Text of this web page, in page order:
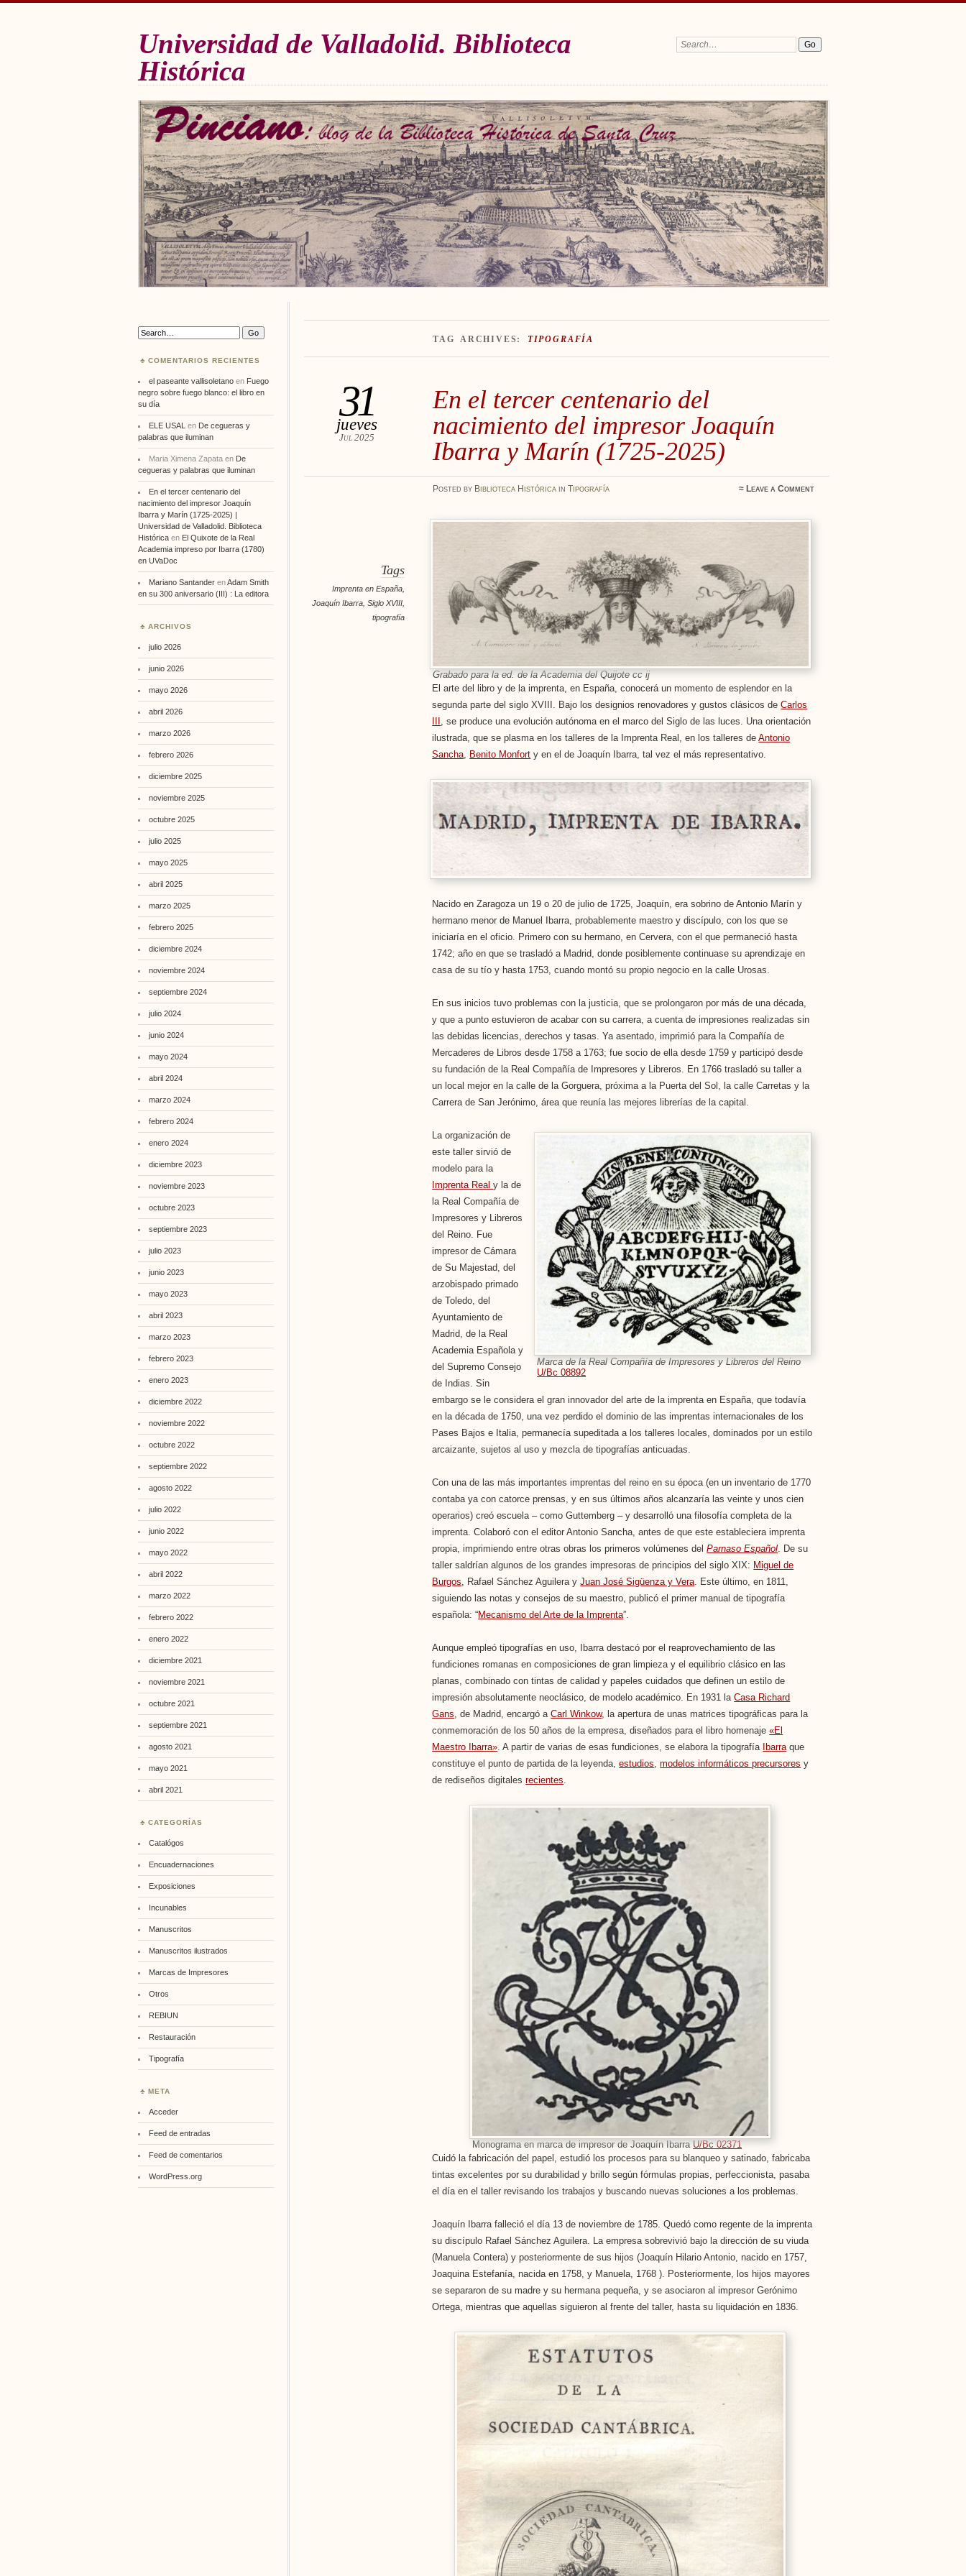
Universidad de Valladolid. Biblioteca
Histórica
Search:
TAG ARCHIVES: TIPOGRAFÍA
En el tercer centenario del
nacimiento del impresor Joaquín
Ibarra y Marín (1725-2025)
31
jueves
Jul 2025
Posted by Biblioteca Históricain Tipografía ≈ Leave a Comment
Tags
Imprenta en España
Joaquín Ibarra ,Siglo XVIII
tipografía
Grabado para la ed. de la Academia del Quijote cc ij
El arte del libro y de la imprenta, en España, conocerá un momento de esplendor en la
segunda parte del siglo XVIII. Bajo los designios renovadores y gustos clásicos deCarlos
, se produce una evolución autónoma en el marco del Siglo de las luces. Una orientación
ilustrada, que se plasma en los talleres de la Imprenta Real, en los talleres deAntonio
Sancha, Benito Monfort y en el de Joaquín Ibarra, tal vez el más representativo.
Nacido en Zaragoza un 19 o 20 de julio de 1725, Joaquín, era sobrino de Antonio Marín y
hermano menor de Manuel Ibarra, probablemente maestro y discípulo, con los que se
iniciaría en el oficio. Primero con su hermano, en Cervera, con el que permaneció hasta
1742; año en que se trasladó a Madrid, donde posiblemente continuase su aprendizaje en
casa de su tío y hasta 1753, cuando montó su propio negocio en la calle Urosas.
En sus inicios tuvo problemas con la justicia, que se prolongaron por más de una década,
y que a punto estuvieron de acabar con su carrera, a cuenta de impresiones realizadas sin
las debidas licencias, derechos y tasas. Ya asentado, imprimió para la Compañía de
Mercaderes de Libros desde 1758 a 1763; fue socio de ella desde 1759 y participó desde
su fundación de la Real Compañía de Impresores y Libreros. En 1766 trasladó su taller a
un local mejor en la calle de la Gorguera, próxima a la Puerta del Sol, la calle Carretas y la
Carrera de San Jerónimo, área que reunía las mejores librerías de la capital.
Marca de la Real Compañía de Impresores y Libreros del Reino
U/Bc 08892
La organización de
este taller sirvió de
modelo para la
Imprenta Realy la de
la Real Compañía de
Impresores y Libreros
del Reino. Fue
impresor de Cámara
de Su Majestad, del
arzobispado primado
de Toledo, del
Ayuntamiento de
Madrid, de la Real
Academia Española y
del Supremo Consejo
de Indias. Sin
embargo se le considera el gran innovador del arte de la imprenta en España, que todavía
en la década de 1750, una vez perdido el dominio de las imprentas internacionales de los
Pases Bajos e Italia, permanecía supeditada a los talleres locales, dominados por un estilo
arcaizante, sujetos al uso y mezcla de tipografías anticuadas.
Con una de las más importantes imprentas del reino en su época (en un inventario de 1770
contaba ya con catorce prensas, y en sus últimos años alcanzaría las veinte y unos cien
operarios) creó escuela – como Guttemberg – y desarrolló una filosofía completa de la
imprenta. Colaboró con el editor Antonio Sancha, antes de que este estableciera imprenta
propia, imprimiendo entre otras obras los primeros volúmenes delParnaso Español. De su
taller saldrían algunos de los grandes impresoras de principios del siglo XIX: Miguel de
Burgos, Rafael Sánchez Aguilera yJuan José Sigüenza y Vera. Este último, en 1811,
siguiendo las notas y consejos de su maestro, publicó el primer manual de tipografía
española: “Mecanismo del Arte de la Imprenta”.
Aunque empleó tipografías en uso, Ibarra destacó por el reaprovechamiento de las
fundiciones romanas en composiciones de gran limpieza y el equilibrio clásico en las
planas, combinado con tintas de calidad y papeles cuidados que definen un estilo de
impresión absolutamente neoclásico, de modelo académico. En 1931 laCasa Richard
Gans, de Madrid, encargó aCarl Winkow, la apertura de unas matrices tipográficas para la
conmemoración de los 50 años de la empresa, diseñados para el libro homenaje«El
Maestro Ibarra». A partir de varias de esas fundiciones, se elabora la tipografía Ibarraque
constituye el punto de partida de la leyenda,estudios,modelos informáticos precursores y
de rediseños digitalesrecientes.
Monograma en marca de impresor de Joaquín IbarraU/Bc 02371
Cuidó la fabricación del papel, estudió los procesos para su blanqueo y satinado, fabricaba
tintas excelentes por su durabilidad y brillo según fórmulas propias, perfeccionista, pasaba
el día en el taller revisando los trabajos y buscando nuevas soluciones a los problemas.
Joaquín Ibarra falleció el día 13 de noviembre de 1785. Quedó como regente de la imprenta
su discípulo Rafael Sánchez Aguilera. La empresa sobrevivió bajo la dirección de su viuda
(Manuela Contera) y posteriormente de sus hijos (Joaquín Hilario Antonio, nacido en 1757,
Joaquina Estefanía, nacida en 1758, y Manuela, 1768 ). Posteriormente, los hijos mayores
se separaron de su madre y su hermana pequeña, y se asociaron al impresor Gerónimo
Ortega, mientras que aquellas siguieron al frente del taller, hasta su liquidación en 1836.
Search:
COMENTARIOS RECIENTES
el paseante vallisoletanoen Fuego
negro sobre fuego blanco: el libro en
su día
ELE USAL en De cegueras y
palabras que iluminan
Maria Ximena Zapataen De
cegueras y palabras que iluminan
En el tercer centenario del
nacimiento del impresor Joaquín
Ibarra y Marín (1725-2025) |
Universidad de Valladolid. Biblioteca
Histórica en El Quixote de la Real
Academia impreso por Ibarra (1780)
en UVaDoc
Mariano SantanderenAdam Smith
en su 300 aniversario (III) : La editora
ARCHIVOS
julio 2026
junio 2026
mayo 2026
abril 2026
marzo 2026
febrero 2026
diciembre 2025
noviembre 2025
octubre 2025
julio 2025
mayo 2025
abril 2025
marzo 2025
febrero 2025
diciembre 2024
noviembre 2024
septiembre 2024
julio 2024
junio 2024
mayo 2024
abril 2024
marzo 2024
febrero 2024
enero 2024
diciembre 2023
noviembre 2023
octubre 2023
septiembre 2023
julio 2023
junio 2023
mayo 2023
abril 2023
marzo 2023
febrero 2023
enero 2023
diciembre 2022
noviembre 2022
octubre 2022
septiembre 2022
agosto 2022
julio 2022
junio 2022
mayo 2022
abril 2022
marzo 2022
febrero 2022
enero 2022
diciembre 2021
noviembre 2021
octubre 2021
septiembre 2021
agosto 2021
mayo 2021
abril 2021
CATEGORÍAS
Catalógos
Encuadernaciones
Exposiciones
Incunables
Manuscritos
Manuscritos ilustrados
Marcas de Impresores
Otros
REBIUN
Restauración
Tipografía
META
Acceder
Feed de entradas
Feed de comentarios
WordPress.org